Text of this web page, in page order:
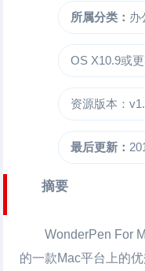
所属分类： 办
OS X10.9或
资源版本：
最后更新：
摘要
WonderPen For
的一款Mac平台上的